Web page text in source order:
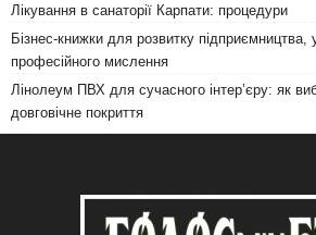
Лікування в санаторії Карпати: процедури
Бізнес-книжки для розвитку підприємництва,
професійного мислення
Лінолеум ПВХ для сучасного інтер’єру: як
довговічне покриття